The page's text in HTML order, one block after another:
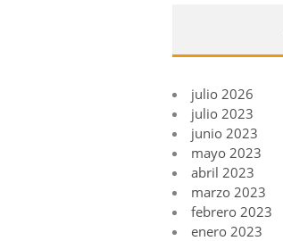
julio 2026
julio 2023
junio 2023
mayo 2023
abril 2023
marzo 2023
febrero 2023
enero 2023